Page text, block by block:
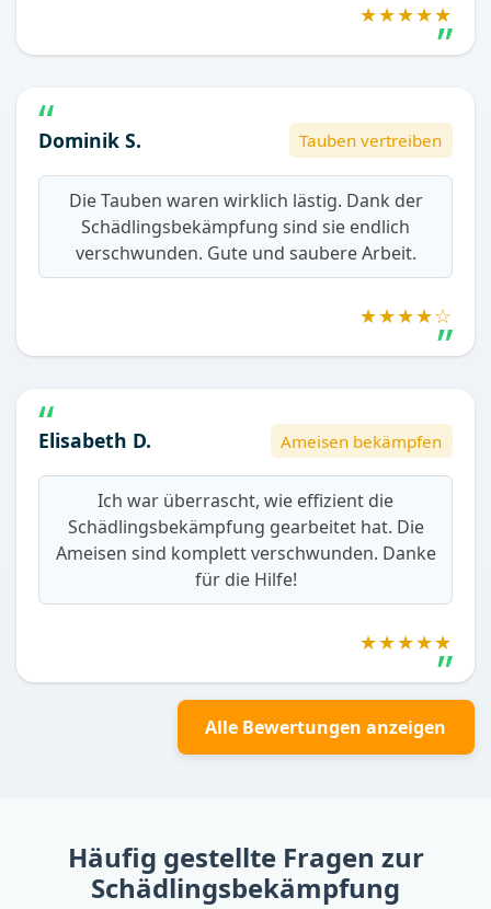
★★★★★
Dominik S. Tauben vertreiben
Die Tauben waren wirklich lästig. Dank der
Schädlingsbekämpfung sind sie endlich
verschwunden. Gute und saubere Arbeit.
★★★★☆
Elisabeth D. Ameisen bekämpfen
Ich war überrascht, wie effizient die
Schädlingsbekämpfung gearbeitet hat. Die
Ameisen sind komplett verschwunden. Danke
für die Hilfe!
★★★★★
Alle Bewertungen anzeigen
Häufig gestellte Fragen zur
Schädlingsbekämpfung